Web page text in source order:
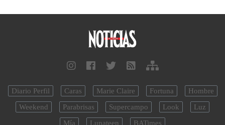
Diario Perfil Caras Marie Claire Fortuna
Hombre
Weekend
Parabrisas Supercampo Look
Luz
Mía
Lunateen BATimes